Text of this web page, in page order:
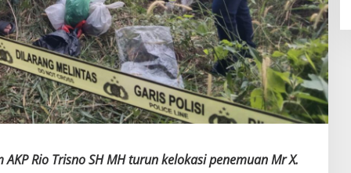
Rio Trisno SH MH turun kelokasi penemuan Mr X.